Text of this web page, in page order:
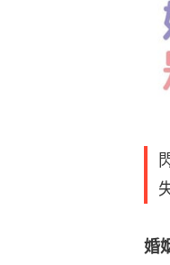
婚